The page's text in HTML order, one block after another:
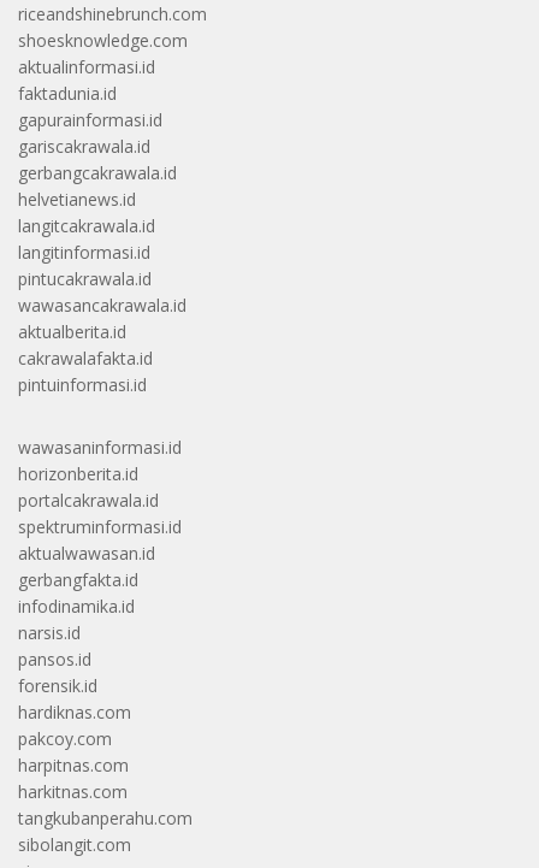
riceandshinebrunch.com
shoesknowledge.com
aktualinformasi.id
faktadunia.id
gapurainformasi.id
gariscakrawala.id
gerbangcakrawala.id
helvetianews.id
langitcakrawala.id
langitinformasi.id
pintucakrawala.id
wawasancakrawala.id
aktualberita.id
cakrawalafakta.id
pintuinformasi.id
wawasaninformasi.id
horizonberita.id
portalcakrawala.id
spektruminformasi.id
aktualwawasan.id
gerbangfakta.id
infodinamika.id
narsis.id
pansos.id
forensik.id
hardiknas.com
pakcoy.com
harpitnas.com
harkitnas.com
tangkubanperahu.com
sibolangit.com